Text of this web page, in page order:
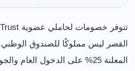
القصر ليس مملوكًا للصندوق
المعلنة 25% على الدخول العام